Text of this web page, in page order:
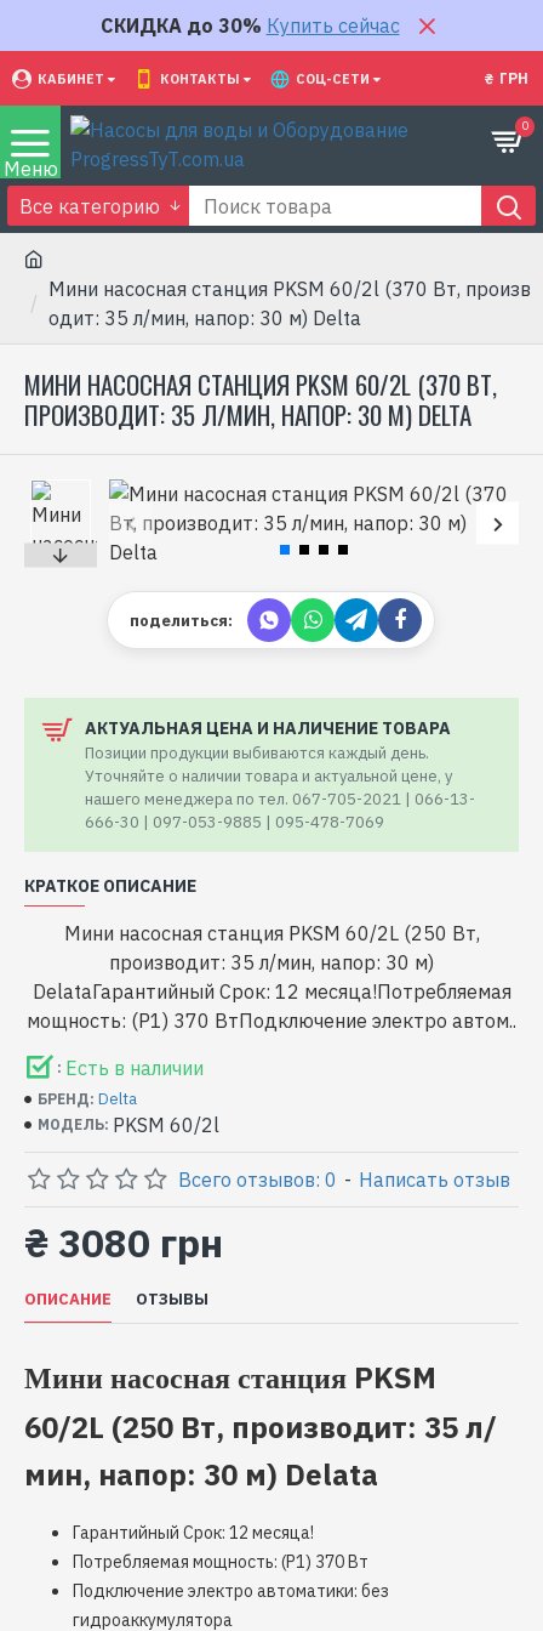
СКИДКА до 30% Купить сейчас
КАБИНЕТ КОНТАКТЫ СОЦ-СЕТИ ₴ ГРН
0
Все категорию
Мини насосная станция PKSM 60/2l (370 Вт, произв
одит: 35 л/мин, напор: 30 м) Delta
МИНИ НАСОСНАЯ СТАНЦИЯ PKSM 60/2L (370 ВТ,
ПРОИЗВОДИТ: 35 Л/МИН, НАПОР: 30 М) DELTA
поделиться:
АКТУАЛЬНАЯ ЦЕНА И НАЛИЧЕНИЕ ТОВАРА
Позиции продукции выбиваются каждый день.
Уточняйте о наличии товара и актуальной цене, у
нашего менеджера по тел. 067-705-2021 | 066-13-
666-30 | 097-053-9885 | 095-478-7069
КРАТКОЕ ОПИСАНИЕ
Мини насосная станция PKSM 60/2L (250 Вт,
производит: 35 л/мин, напор: 30 м)
DelataГарантийный Срок: 12 месяца!Потребляемая
мощность: (P1) 370 ВтПодключение электро автом..
: Есть в наличии
БРЕНД: Delta
МОДЕЛЬ: PKSM 60/2l
Всего отзывов: 0 - Написать отзыв
₴ 3080 грн
ОПИСАНИЕ ОТЗЫВЫ
Мини насосная станция PKSM
60/2L (250 Вт, производит: 35 л/
мин, напор: 30 м) Delata
Гарантийный Срок: 12 месяца!
Потребляемая мощность: (P1) 370 Вт
Подключение электро автоматики: без
гидроаккумулятора